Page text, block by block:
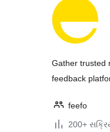
Gather trusted
feedback
feefo
200+